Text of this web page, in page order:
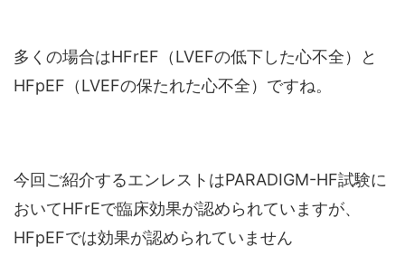
多くの場合はHFrEF（LVEFの低下した心不全）と
HFpEF（LVEFの保たれた心不全）ですね。
今回ご紹介するエンレストはPARADIGM-HF試験に
おいてHFrEで臨床効果が認められていますが、
HFpEFでは効果が認められていません